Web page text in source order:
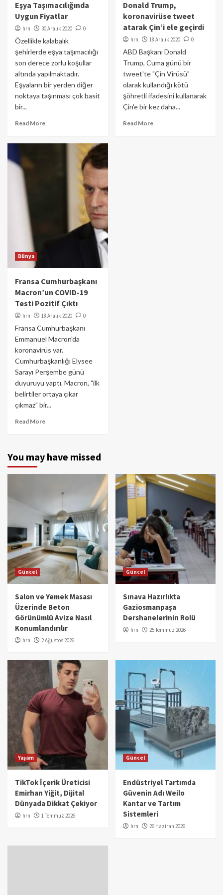
Eşya Taşımacılığında
Uygun Fiyatlar
hrn 30 Aralık 2020 0
Özellikle kalabalık
şehirlerde eşya taşımacılığı
son derece zorlu koşullar
altında yapılmaktadır.
Eşyaların bir yerden diğer
noktaya taşınması çok basit
bir...
Read More
Donald Trump,
koronavirüse tweet
atarak Çin’i ele geçirdi
hrn 18 Aralık 2020 0
ABD Başkanı Donald
Trump, Cuma günü bir
tweet'te "Çin Virüsü"
olarak kullandığı kötü
şöhretli ifadesini kullanarak
Çin'e bir kez daha...
Read More
Dünya
Fransa Cumhurbaşkanı
Macron’un COVID-19
Testi Pozitif Çıktı
hrn 18 Aralık 2020 0
Fransa Cumhurbaşkanı
Emmanuel Macron'da
koronavirüs var.
Cumhurbaşkanlığı Elysee
Sarayı Perşembe günü
duyuruyu yaptı. Macron, "ilk
belirtiler ortaya çıkar
çıkmaz" bir...
Read More
You may have missed
Güncel
Salon ve Yemek Masası
Üzerinde Beton
Görünümlü Avize Nasıl
Konumlandırılır
hrn 2 Ağustos 2026
Güncel
Sınava Hazırlıkta
Gaziosmanpaşa
Dershanelerinin Rolü
hrn 25 Temmuz 2026
Yaşam
TikTok İçerik Üreticisi
Emirhan Yiğit, Dijital
Dünyada Dikkat Çekiyor
hrn 1 Temmuz 2026
Güncel
Endüstriyel Tartımda
Güvenin Adı Weilo
Kantar ve Tartım
Sistemleri
hrn 26 Haziran 2026